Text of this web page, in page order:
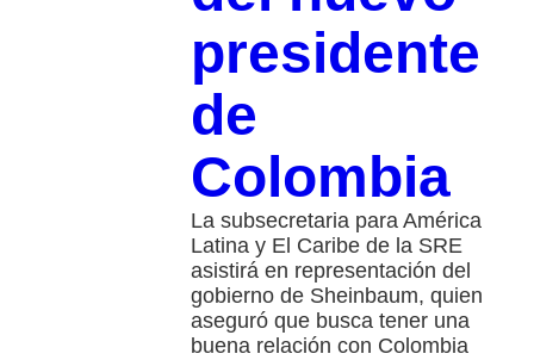
presidente
de
Colombia
La subsecretaria para América
Latina y El Caribe de la SRE
asistirá en representación del
gobierno de Sheinbaum, quien
aseguró que busca tener una
buena relación con Colombia